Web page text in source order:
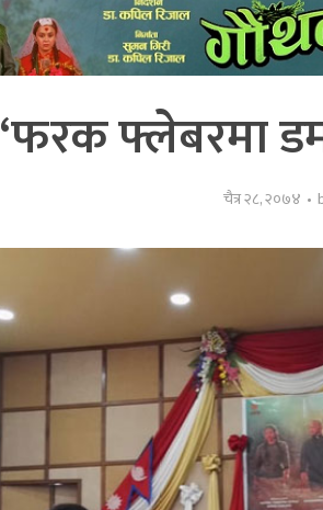
‘फरक फ्लेबरमा
चैत्र २८, २०७४